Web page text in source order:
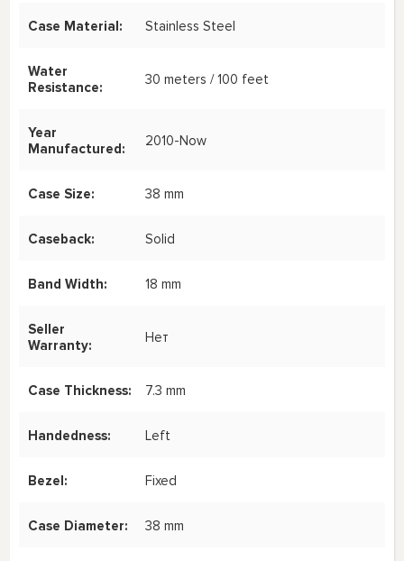
Case Material: Stainless Steel
Water
Resistance:
30 meters / 100 feet
Year
Manufactured:
2010-Now
Case Size: 38 mm
Caseback: Solid
Band Width: 18 mm
Seller
Warranty:
Нет
Case Thickness: 7.3 mm
Handedness: Left
Bezel: Fixed
Case Diameter: 38 mm